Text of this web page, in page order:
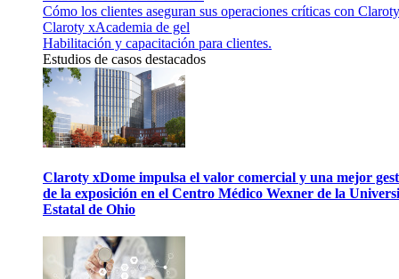
Cómo los clientes aseguran sus operaciones críticas con
Claroty xAcademia de gel
Habilitación y capacitación para clientes.
Estudios de casos destacados
Claroty xDome impulsa el valor comercial y una mejor
de la exposición en el Centro Médico Wexner de la
Estatal de Ohio